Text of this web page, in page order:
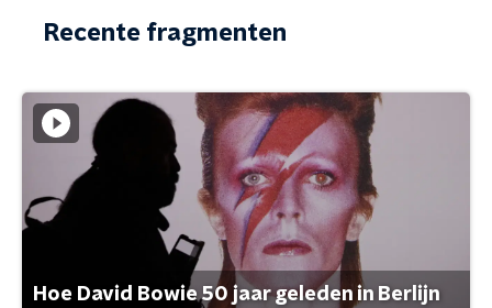
Recente fragmenten
Hoe David Bowie 50 jaar geleden in Berlijn